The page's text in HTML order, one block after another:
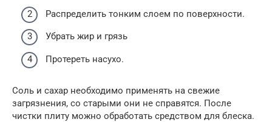
Распределить тонким слоем по поверхности.
Убрать жир и грязь
Протереть насухо.
Соль и сахар необходимо применять на свежие
загрязнения, со старыми они не справятся. После
чистки плиту можно обработать средством для блеска.